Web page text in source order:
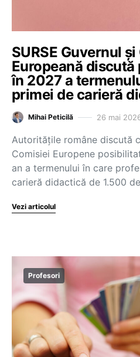
SURSE Guvernul
Europeană
în 2027 a
primei de carieră
Mihai Peticilă 26 mai
Autoritățile române discută
Comisiei Europene
an a termenului în care
carieră didactică de 1.500
Vezi articolul
Profesori